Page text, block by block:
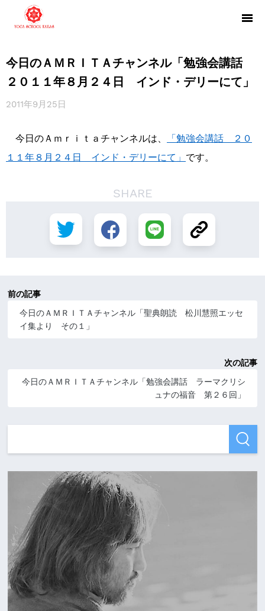
今日のＡＭＲＩＴＡチャンネル「勉強会講話
２０１１年８月２４日 インド・デリーにて」
2011年9月25日
今日のＡｍｒｉｔａチャンネルは、
「勉強会講話 ２０
１１年８月２４日 インド・デリーにて」 です。
SHARE
前の記事
今日のＡＭＲＩＴＡチャンネル「聖典朗読 松川慧照エッセ
イ集より その１」
次の記事
今日のＡＭＲＩＴＡチャンネル「勉強会講話 ラーマクリシ
ュナの福音 第２６回」